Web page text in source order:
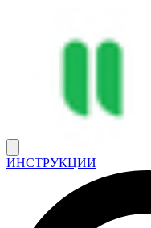
ИНСТРУКЦИИ